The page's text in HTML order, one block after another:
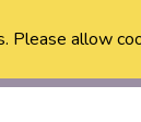
Please allow